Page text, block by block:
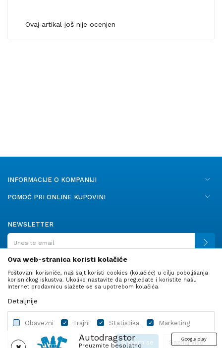
Autodragstor
Preuzmite besplatno
Google play
Ovaj artikal još nije ocenjen
INFORMACIJE O KOMPANIJI
POMOĆ PRI ONLINE KUPOVINI
NEWSLETTER
PRATITE NAS
Ova web-stranica koristi kolačiće
Poštovani korisniče, naš sajt koristi cookies (kolačiće) u cilju poboljšanja
korisničkog iskustva. Ukoliko nastavite da pregledate i koristite našu
Internet prodavnicu slažete se sa upotrebom kolačića.
Detaljnije
Obavezni Trajni Statistika Marketing
Saznaj više
Slažem se